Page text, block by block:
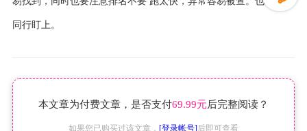
同行盯上。
本文章为付费文章，是否支付69.99元后完整阅读？
如果您已购买过该文章， [登录帐号]后即可查看